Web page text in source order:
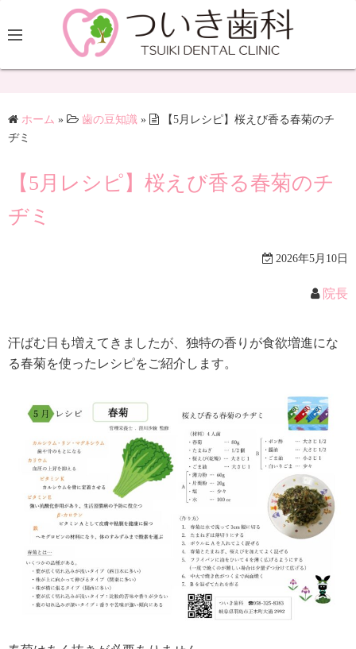
ホーム » 歯の豆知識 »
【5月レシピ】桜えび香る春菊のチ
ヂミ
【5月レシピ】桜えび香る春菊のチ
ヂミ
2026年5月10日
院長
汗ばむ日も増えてきましたが、独特の香りが食欲増進にな
る春菊を使ったレシピをご紹介します。